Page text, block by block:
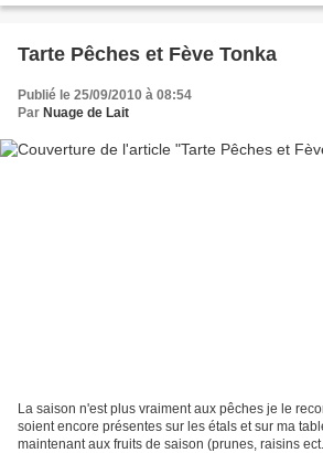
Tarte Pêches et Fève Tonka
Publié le 25/09/2010 à 08:54
Par Nuage de Lait
La saison n'est plus vraiment aux pêches je le
soient encore présentes sur les étals et sur ma
maintenant aux fruits de saison (prunes, raisins